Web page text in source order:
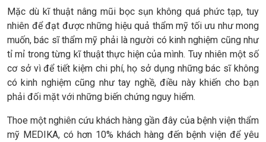
Mặc dù kĩ thuật nâng mũi bọc sụn không quá phức tạp, tuy
nhiên để đạt được những hiệu quả thẩm mỹ tối ưu như mong
muốn, bác sĩ thẩm mỹ phải là người có kinh nghiệm cũng như
tỉ mỉ trong từng kĩ thuật thực hiện của mình. Tuy nhiên một số
cơ sở vì để tiết kiệm chi phí, họ sở dụng những bác sĩ không
có kinh nghiệm cũng như tay nghề, điều này khiến cho bạn
phải đối mặt với những biến chứng nguy hiểm.
Thoe một nghiên cứu khách hàng gần đây của bệnh viện thẩm
mỹ MEDIKA, có hơn 10% khách hàng đến bệnh viện để yêu